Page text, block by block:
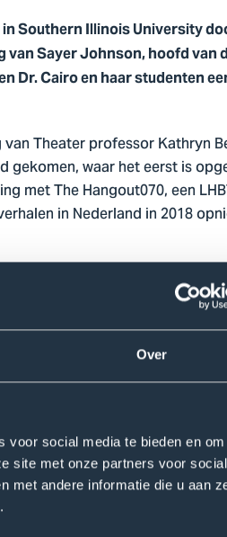
Over
voor social media te bieden en om
site met onze partners voor social
met andere informatie die u aan
in Southern Illinois University
Sayer Johnson, hoofd van
Dr. Cairo en haar studenten
Theater professor Kathryn
gekomen, waar het eerst is
met The Hangout070, een
in Nederland in 2018
bij de Haagse Hogeschool
een projectopdracht. In deze
een discussie gids/
het Engels naar het